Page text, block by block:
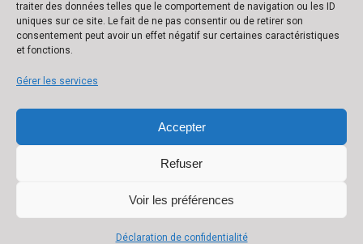
traiter des données telles que le comportement de navigation ou les ID
uniques sur ce site. Le fait de ne pas consentir ou de retirer son
consentement peut avoir un effet négatif sur certaines caractéristiques
et fonctions.
Gérer les services
Accepter
Refuser
Voir les préférences
Déclaration de confidentialité
Autorisation N° 136879/2
VAT N° LU 22332726
Banque : ING
IBAN : LU02 0141 0443 4790 0000 / BIC CELLLULL